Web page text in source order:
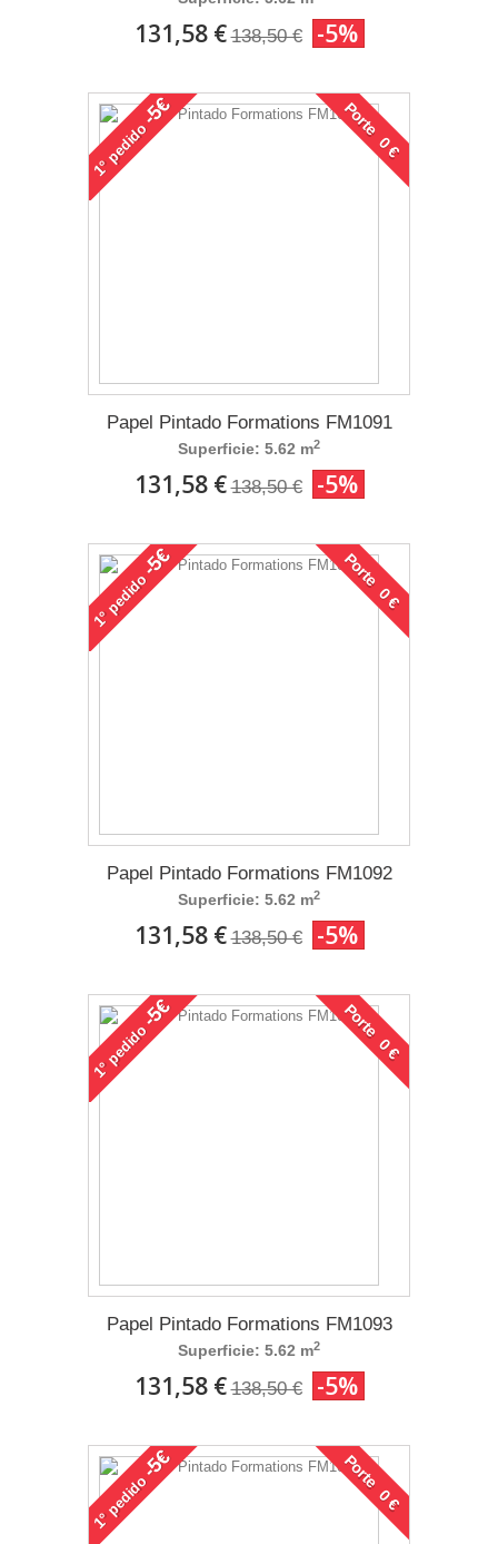
131,58 € 138,50 € -5%
1°
pedido
-5€ Porte 0 €
Papel Pintado Formations FM1091
Superficie: 5.62 m2
131,58 € 138,50 € -5%
1°
pedido
-5€ Porte 0 €
Papel Pintado Formations FM1092
Superficie: 5.62 m2
131,58 € 138,50 € -5%
1°
pedido
-5€ Porte 0 €
Papel Pintado Formations FM1093
Superficie: 5.62 m2
131,58 € 138,50 € -5%
1°
pedido
-5€ Porte 0 €